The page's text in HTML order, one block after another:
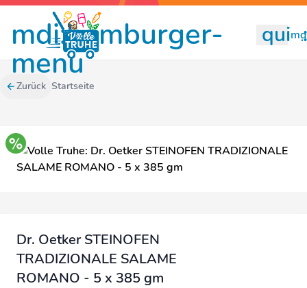
mdi:hamburger-
menu
Zurück Startseite
Dr. Oetker STEINOFEN
TRADIZIONALE SALAME
ROMANO - 5 x 385 gm